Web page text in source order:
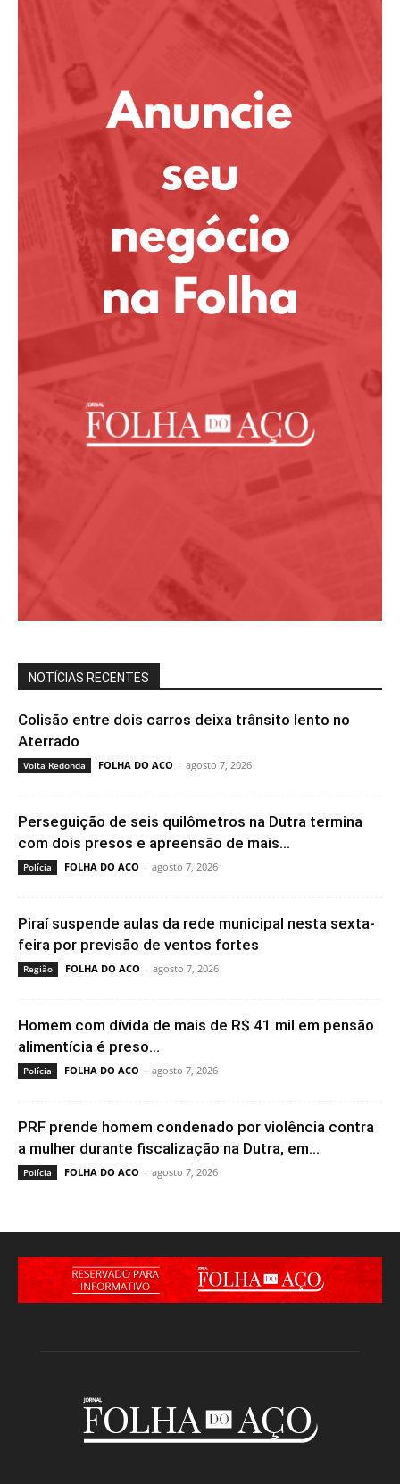
NOTÍCIAS RECENTES
Colisão entre dois carros deixa trânsito lento no
Aterrado
Volta Redonda FOLHA DO ACO - agosto 7, 2026
Perseguição de seis quilômetros na Dutra termina
com dois presos e apreensão de mais...
Polícia FOLHA DO ACO - agosto 7, 2026
Piraí suspende aulas da rede municipal nesta sexta-
feira por previsão de ventos fortes
Região FOLHA DO ACO - agosto 7, 2026
Homem com dívida de mais de R$ 41 mil em pensão
alimentícia é preso...
Polícia FOLHA DO ACO - agosto 7, 2026
PRF prende homem condenado por violência contra
a mulher durante fiscalização na Dutra, em...
Polícia FOLHA DO ACO - agosto 7, 2026